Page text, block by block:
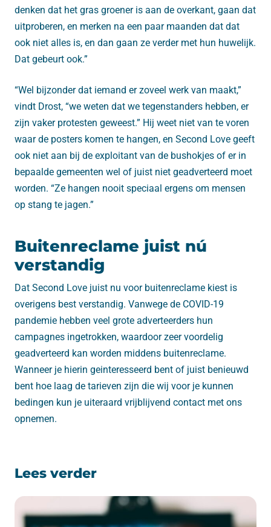
denken dat het gras groener is aan de overkant, gaan dat
uitproberen, en merken na een paar maanden dat dat
ook niet alles is, en dan gaan ze verder met hun huwelijk.
Dat gebeurt ook.”
“Wel bijzonder dat iemand er zoveel werk van maakt,”
vindt Drost, “we weten dat we tegenstanders hebben, er
zijn vaker protesten geweest.” Hij weet niet van te voren
waar de posters komen te hangen, en Second Love geeft
ook niet aan bij de exploitant van de bushokjes of er in
bepaalde gemeenten wel of juist niet geadverteerd moet
worden. “Ze hangen nooit speciaal ergens om mensen
op stang te jagen.”
Buitenreclame juist nú
verstandig
Dat Second Love juist nu voor buitenreclame kiest is
overigens best verstandig. Vanwege de COVID-19
pandemie hebben veel grote adverteerders hun
campagnes ingetrokken, waardoor zeer voordelig
geadverteerd kan worden middens buitenreclame.
Wanneer je hierin geinteresseerd bent of juist benieuwd
bent hoe laag de tarieven zijn die wij voor je kunnen
bedingen kun je uiteraard vrijblijvend contact met ons
opnemen.
Lees verder